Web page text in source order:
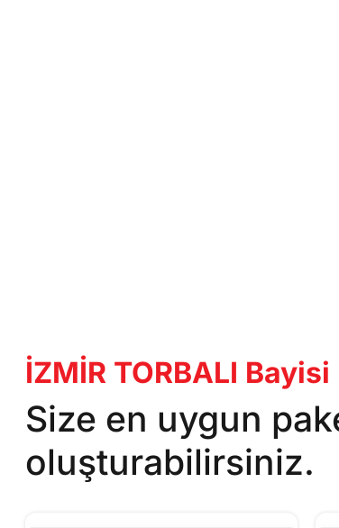
İZMİR TORBALI
Size en uygun
oluşturabilirsiniz.